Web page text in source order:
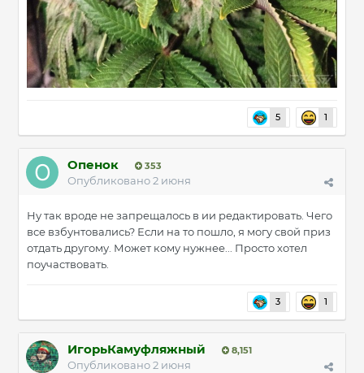
5 1
Опенок 353
Опубликовано2 июня
Ну так вроде не запрещалось в ии редактировать. Чего
все взбунтовались? Если на то пошло, я могу свой приз
отдать другому. Может кому нужнее... Просто хотел
поучаствовать.
3 1
ИгорьКамуфляжный 8,151
Опубликовано2 июня